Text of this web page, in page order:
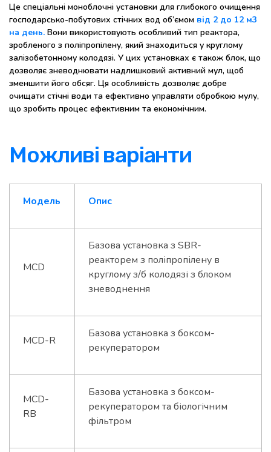
Це спеціальні моноблочні установки для глибокого очищення
господарсько-побутових стічних вод об’ємом від 2 до 12 м3
на день. Вони використовують особливий тип реактора,
зробленого з поліпропілену, який знаходиться у круглому
залізобетонному колодязі. У цих установках є також блок, що
дозволяє зневоднювати надлишковий активний мул, щоб
зменшити його обсяг. Ця особливість дозволяє добре
очищати стічні води та ефективно управляти обробкою мулу,
що зробить процес ефективним та економічним.
Можливі варіанти
Модель Опис
MCD
Базова установка з SBR-
реакторем з поліпропілену в
круглому з/б колодязі з блоком
зневоднення
MCD-R
Базова установка з боксом-
рекуператором
MCD-
RB
Базова установка з боксом-
рекуператором та біологічним
фільтром